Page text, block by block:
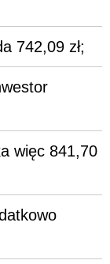
742,09 zł;
więc 841,70